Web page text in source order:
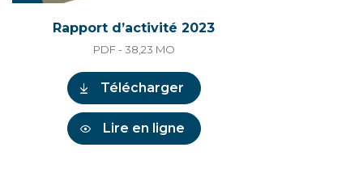
Rapport d’activité 2023
PDF - 38,23 MO
Télécharger
Lire en ligne